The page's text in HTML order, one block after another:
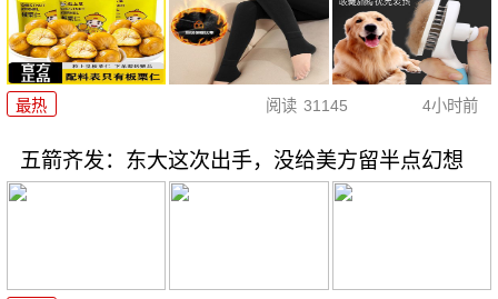
最热 阅读 31145 4小时前
五箭齐发：东大这次出手，没给美方留半点幻想